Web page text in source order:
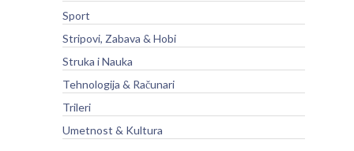
Sport
Stripovi, Zabava & Hobi
Struka i Nauka
Tehnologija & Računari
Trileri
Umetnost & Kultura